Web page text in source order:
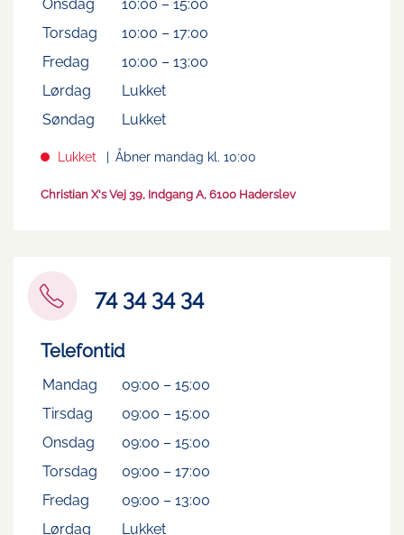
Onsdag 10:00 – 15:00
Torsdag
10:00 – 17:00
Fredag
10:00 – 13:00
Lørdag
Lukket
Søndag
Lukket
Lukket Åbner mandag kl. 10:00
Christian X's Vej 39, Indgang A, 6100 Haderslev
74 34 34 34
Telefontid
Mandag 09:00 – 15:00
Tirsdag
09:00 – 15:00
Onsdag
09:00 – 15:00
Torsdag
09:00 – 17:00
Fredag
09:00 – 13:00
Lørdag
Lukket